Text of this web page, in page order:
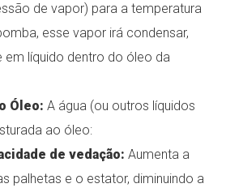
de vapor) para a temperatura
esse vapor irá condensar,
em líquido dentro do óleo da
Óleo: A água (ou outros líquidos
ao óleo:
de vedação: Aumenta a
palhetas e o estator, diminuindo a